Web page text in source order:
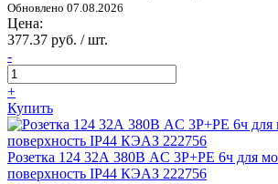
Обновлено 07.08.2026
Цена:
377.37 руб. / шт.
-
+
Купить
Розетка 124 32А 380В AC 3P+PE 6ч для
поверхность IP44 КЭАЗ 222756